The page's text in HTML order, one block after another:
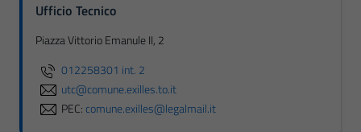
Ufficio Tecnico
Piazza Vittorio Emanule II, 2
012258301 int. 2
utc@comune.exilles.to.it
PEC:comune.exilles@legalmail.it